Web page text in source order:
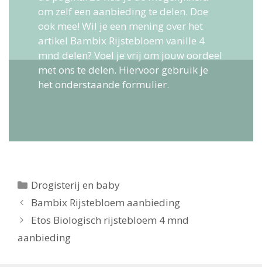
om zelf een aanbieding te delen. Doe
ook mee! Wil je een mening over het
artikel Bambix Rijstebloem vanille 4
mnd delen? Voel je vrij om jouw oordeel
met ons te delen. Hiervoor gebruik je
het onderstaande formulier.
Categorieën
Drogisterij en baby
Berichtnavigatie
Bambix Rijstebloem aanbieding
Etos Biologisch rijstebloem 4 mnd
aanbieding